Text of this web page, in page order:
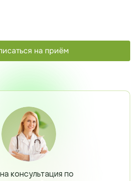
на приём
консультация по